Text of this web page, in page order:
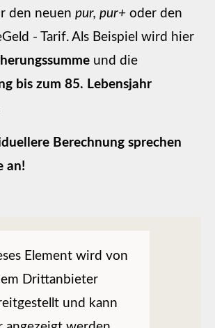
den neuen pur, pur+ oder den
- Tarif. Als Beispiel wird hier
und die
bis zum 85. Lebensjahr
Berechnung sprechen
an!
Element wird von
Drittanbieter
und kann